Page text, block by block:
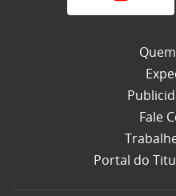
Fale
Portal do